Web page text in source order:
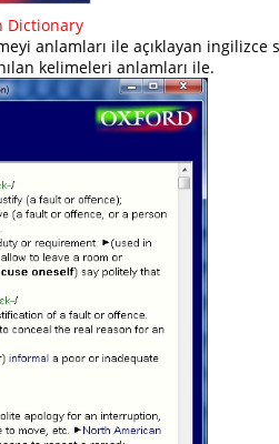
Dictionary
anlamları ile açıklayan ingilizce
kelimeleri anlamları ile.